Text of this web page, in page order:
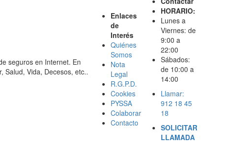
seguros en Internet. En
Salud, Vida, Decesos, etc..
Enlaces
de
Interés
Quiénes
Somos
Nota
Legal
R.G.P.D.
Cookies
PYSSA
Colaborar
Contacto
HORARIO:
Lunes a
Viernes: de
9:00 a
22:00
Sábados:
de 10:00 a
14:00
Llamar:
912 18 45
18
SOLICITAR
LLAMADA